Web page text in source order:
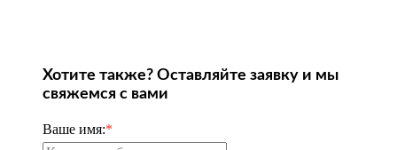
Хотите также? Оставляйте заявку и мы
свяжемся с вами
Ваше имя:*